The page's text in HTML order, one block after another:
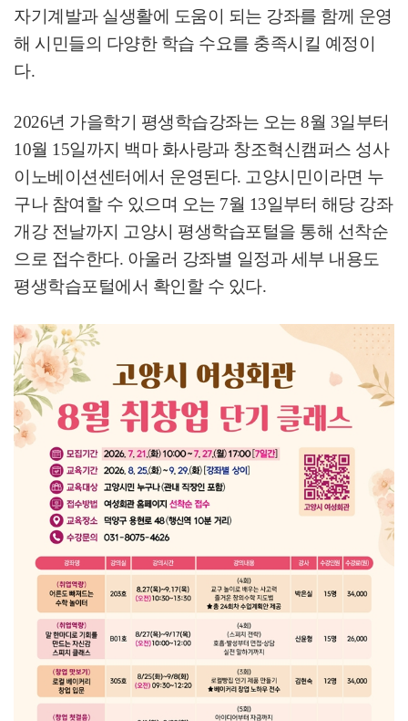
자기계발과 실생활에 도움이 되는 강좌를 함께 운영
해 시민들의 다양한 학습 수요를 충족시킬 예정이
다.
2026년 가을학기 평생학습강좌는 오는 8월 3일부터
10월 15일까지 백마 화사랑과 창조혁신캠퍼스 성사
이노베이션센터에서 운영된다. 고양시민이라면 누
구나 참여할 수 있으며 오는 7월 13일부터 해당 강좌
개강 전날까지 고양시 평생학습포털을 통해 선착순
으로 접수한다. 아울러 강좌별 일정과 세부 내용도
평생학습포털에서 확인할 수 있다.